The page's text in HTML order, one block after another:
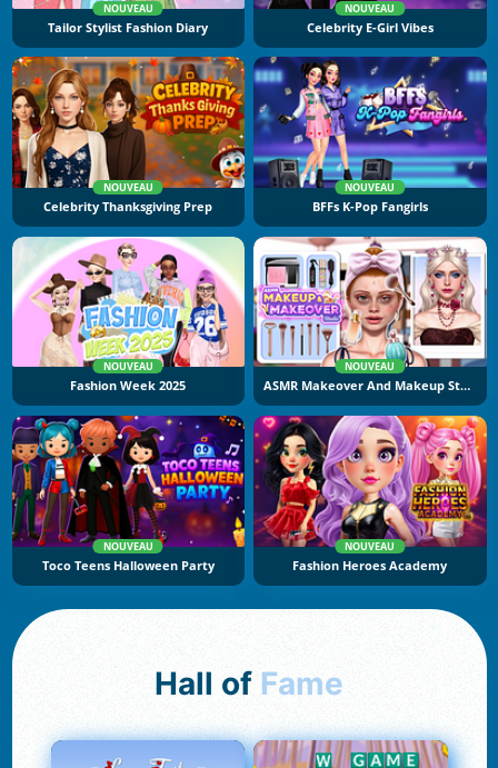
NOUVEAU
Tailor Stylist Fashion Diary
NOUVEAU
Celebrity E-Girl Vibes
NOUVEAU
Celebrity Thanksgiving Prep
NOUVEAU
BFFs K-Pop Fangirls
NOUVEAU
Fashion Week 2025
NOUVEAU
ASMR Makeover And Makeup Studio
NOUVEAU
Toco Teens Halloween Party
NOUVEAU
Fashion Heroes Academy
Hall of Fame